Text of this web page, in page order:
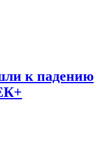
к падению